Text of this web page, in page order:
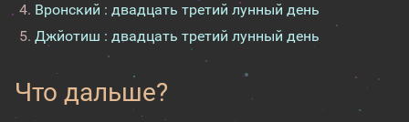
Вронский : двадцать третий лунный день
Джйотиш : двадцать третий лунный день
Что дальше?